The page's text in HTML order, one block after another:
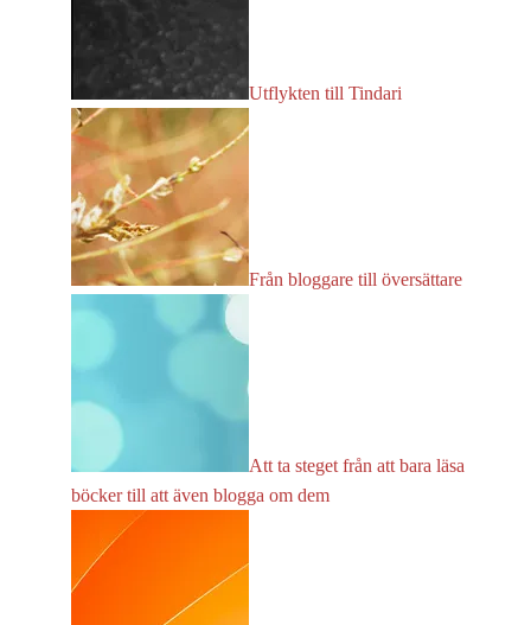
Utflykten till Tindari
Från bloggare till översättare
Att ta steget från att bara läsa
böcker till att även blogga om dem